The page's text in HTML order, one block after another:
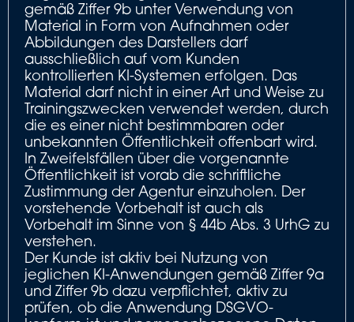
gemäß Ziffer 9b unter Verwendung von
Material in Form von Aufnahmen oder
Abbildungen des Darstellers darf
ausschließlich auf vom Kunden
kontrollierten KI-Systemen erfolgen. Das
Material darf nicht in einer Art und Weise zu
Trainingszwecken verwendet werden, durch
die es einer nicht bestimmbaren oder
unbekannten Öffentlichkeit offenbart wird.
In Zweifelsfällen über die vorgenannte
Öffentlichkeit ist vorab die schriftliche
Zustimmung der Agentur einzuholen. Der
vorstehende Vorbehalt ist auch als
Vorbehalt im Sinne von § 44b Abs. 3 UrhG zu
verstehen.
Der Kunde ist aktiv bei Nutzung von
jeglichen KI-Anwendungen gemäß Ziffer 9a
und Ziffer 9b dazu verpflichtet, aktiv zu
prüfen, ob die Anwendung DSGVO-